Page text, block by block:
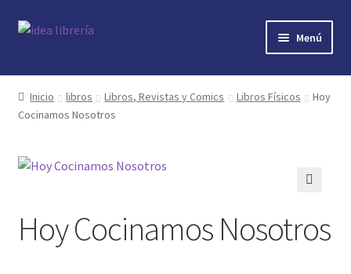
Ir
Ir
Menú
Inicio
contacto
libros
nosotros
Inicio libros Libros, Revistas y Comics Libros Físicos
Hoy
Cocinamos Nosotros
Hoy Cocinamos Nosotros